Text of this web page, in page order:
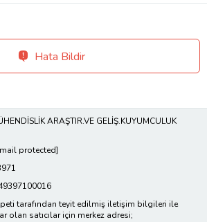
Hata Bildir
ARAŞTIR.VE GELİŞ.KUYUMCULUK
protected]
tarafından teyit edilmiş iletişim bilgileri ile
olan satıcılar için merkez adresi;